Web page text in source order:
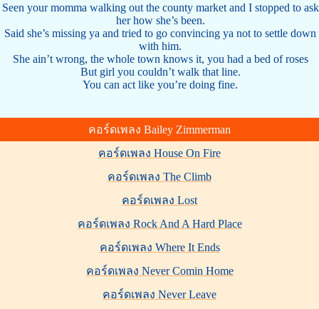
Seen your momma walking out the county market and I stopped to ask
her how she’s been.
Said she’s missing ya and tried to go convincing ya not to settle down
with him.
She ain’t wrong, the whole town knows it, you had a bed of roses
But girl you couldn’t walk that line.
You can act like you’re doing fine.
คอร์ดเพลง Bailey Zimmerman
คอร์ดเพลง House On Fire
คอร์ดเพลง The Climb
คอร์ดเพลง Lost
คอร์ดเพลง Rock And A Hard Place
คอร์ดเพลง Where It Ends
คอร์ดเพลง Never Comin Home
คอร์ดเพลง Never Leave